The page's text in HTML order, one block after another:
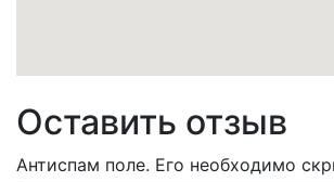
Оставить отзыв
Антиспам поле. Его необходимо